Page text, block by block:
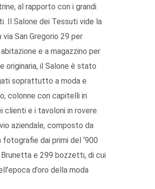
al rapporto con i grandi
Il Salone dei Tessuti vide la
San Gregorio 29 per
e a magazzino per
il Salone è stato
soprattutto a moda e
colonne con capitelli in
clienti e i tavoloni in rovere
aziendale, composto da
dai primi del ‘900
e 299 bozzetti, di cui
d’oro della moda